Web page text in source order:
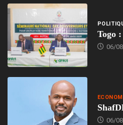
Togo
06/
06/